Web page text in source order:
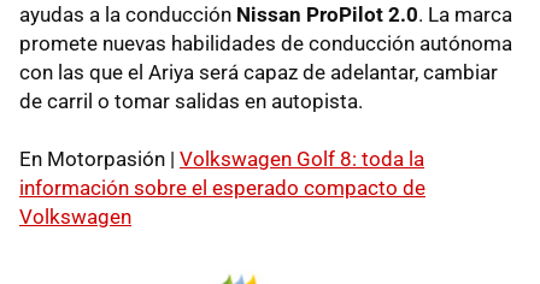
ayudas a la conducción Nissan ProPilot 2.0. La marca
promete nuevas habilidades de conducción autónoma
con las que el Ariya será capaz de adelantar, cambiar
de carril o tomar salidas en autopista.
En Motorpasión | Volkswagen Golf 8: toda la
información sobre el esperado compacto de
Volkswagen